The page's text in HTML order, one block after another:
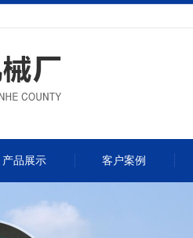
产品展示 客户案例